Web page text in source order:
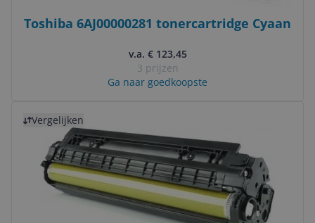
Toshiba 6AJ00000281 tonercartridge Cyaan
v.a. € 123,45
3 prijzen
Ga naar goedkoopste
Vergelijken